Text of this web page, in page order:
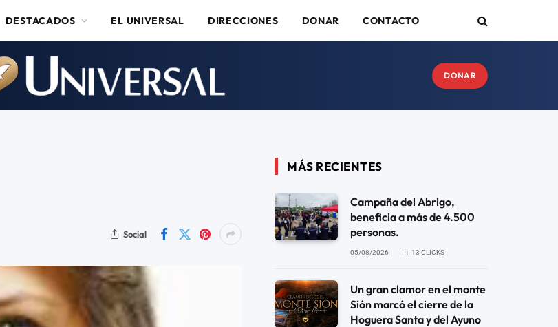
DESTACADOS EL UNIVERSAL DIRECCIONES DONAR CONTACTO
DONAR
Social
MÁS RECIENTES
Campaña del Abrigo,
beneficia a más de 4.500
personas.
05/08/2026 13 CLICKS
Un gran clamor en el monte
Sión marcó el cierre de la
Hoguera Santa y del Ayuno